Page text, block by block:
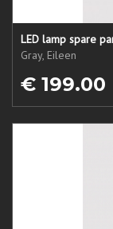
LED lamp spare
Gray, Eileen
€ 199.00